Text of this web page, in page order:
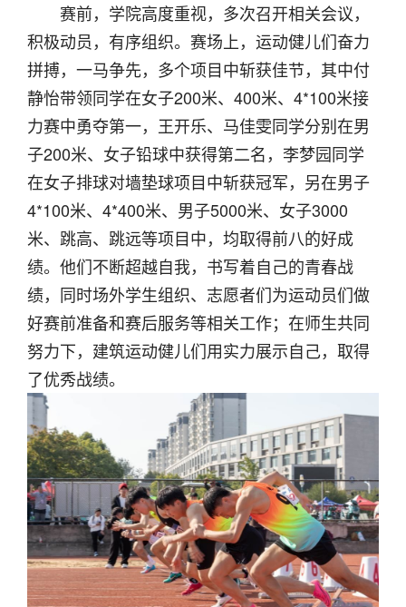
赛前，学院高度重视，多次召开相关会议，
积极动员，有序组织。赛场上，运动健儿们奋力
拼搏，一马争先，多个项目中斩获佳节，其中付
静怡带领同学在女子200米、400米、4*100米接
力赛中勇夺第一，王开乐、马佳雯同学分别在男
子200米、女子铅球中获得第二名，李梦园同学
在女子排球对墙垫球项目中斩获冠军，另在男子
4*100米、4*400米、男子5000米、女子3000
米、跳高、跳远等项目中，均取得前八的好成
绩。他们不断超越自我，书写着自己的青春战
绩，同时场外学生组织、志愿者们为运动员们做
好赛前准备和赛后服务等相关工作；在师生共同
努力下，建筑运动健儿们用实力展示自己，取得
了优秀战绩。